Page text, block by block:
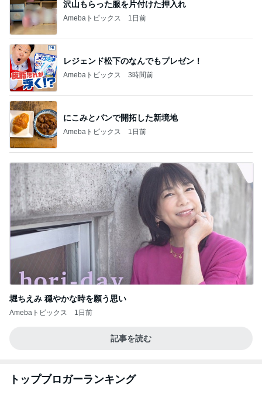
沢山もらった服を片付けた押入れ
Amebaトピックス 1日前
レジェンド松下のなんでもプレゼン！
Amebaトピックス 3時間前
にこみとパンで開拓した新境地
Amebaトピックス 1日前
堀ちえみ 穏やかな時を願う思い
Amebaトピックス 1日前
記事を読む
トップブロガーランキング